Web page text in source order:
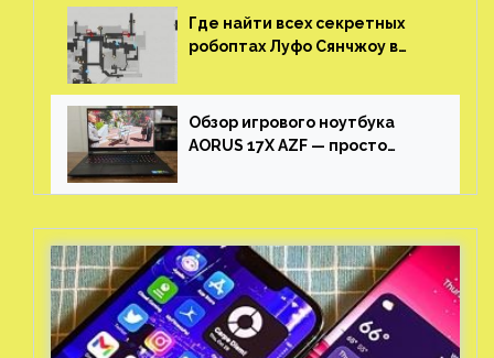
Где найти всех секретных
робоптах Луфо Сянчжоу в
Обзор игрового ноутбука
AORUS 17X AZF — просто